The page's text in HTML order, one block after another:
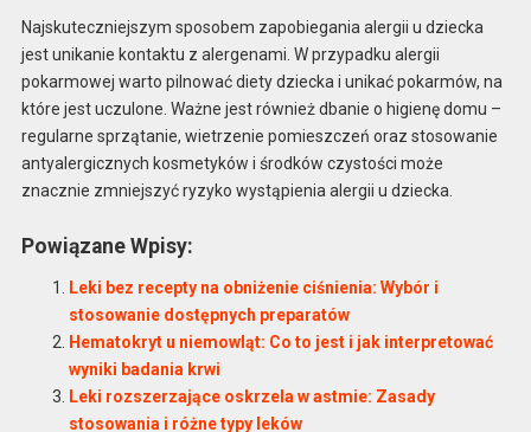
Najskuteczniejszym sposobem zapobiegania alergii u dziecka
jest unikanie kontaktu z alergenami. W przypadku alergii
pokarmowej warto pilnować diety dziecka i unikać pokarmów, na
które jest uczulone. Ważne jest również dbanie o higienę domu –
regularne sprzątanie, wietrzenie pomieszczeń oraz stosowanie
antyalergicznych kosmetyków i środków czystości może
znacznie zmniejszyć ryzyko wystąpienia alergii u dziecka.
Powiązane Wpisy:
Leki bez recepty na obniżenie ciśnienia: Wybór i
stosowanie dostępnych preparatów
Hematokryt u niemowląt: Co to jest i jak interpretować
wyniki badania krwi
Leki rozszerzające oskrzela w astmie: Zasady
stosowania i różne typy leków